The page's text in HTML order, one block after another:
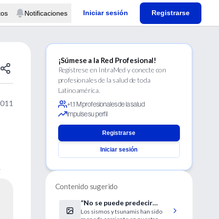
Notificaciones Iniciar sesión Registrarse
¡Súmese a la Red Profesional!
Regístrese en IntraMed y conecte con
profesionales de la salud de toda
Latinoamérica.
+1.1 M profesionales de la salud
Impulse su perfil
Registrarse
Iniciar sesión
Contenido sugerido
“No se puede predecir
cuándo sucederá un
Los sismos y tsunamis han sido